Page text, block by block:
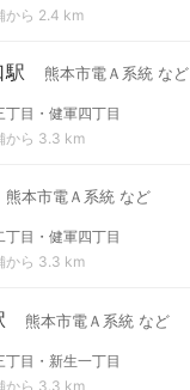
から 2.4 km
駅 熊本市電Ａ系統 など
目・健軍四丁目
から 3.3 km
熊本市電Ａ系統 など
目・健軍四丁目
から 3.3 km
熊本市電Ａ系統 など
目・新生一丁目
から 3.3 km